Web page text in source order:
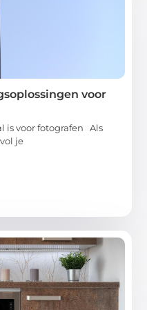
voor
is voor fotografen Als
je